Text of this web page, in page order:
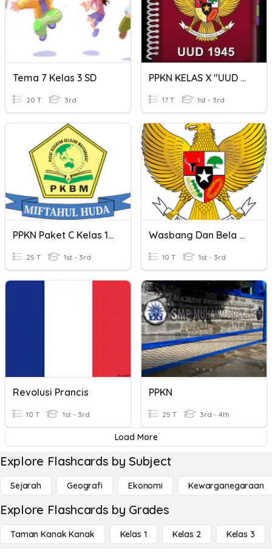
Tema 7 Kelas 3 SD
20 T 3rd
PPKN KELAS X "UUD NRI Tahun 1945 "
17 T 1st - 3rd
PPKN Paket C Kelas 10 PKBM Miftahul Huda
25 T 1st - 3rd
Wasbang Dan Bela Negara
10 T 1st - 3rd
Revolusi Prancis
10 T 1st - 3rd
PPKN
25 T 3rd - 4th
Load More
Explore Flashcards by Subject
Sejarah Geografi Ekonomi Kewarganegaraan
Explore Flashcards by Grades
Taman Kanak Kanak Kelas 1 Kelas 2 Kelas 3